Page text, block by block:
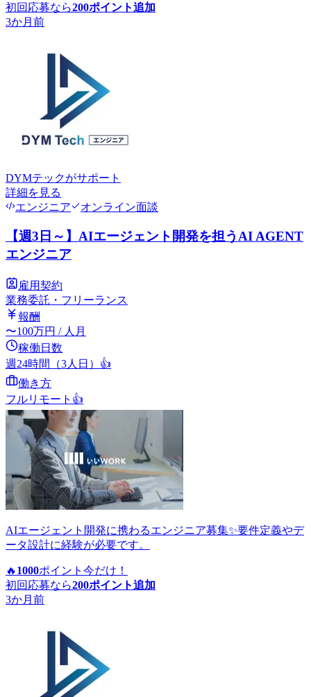
初回応募なら200ポイント追加
3か月前
DYMテックがサポート
詳細を見る
エンジニア
オンライン面談
【週3日～】AIエージェント開発を担うAI AGENT
エンジニア
雇用契約
業務委託・フリーランス
報酬
〜100万円 / 人月
稼働日数
週24時間（3人日） 👍
働き方
フルリモート 👍
AIエージェント開発に携わるエンジニア募集✨要件定義やデ
ータ設計に経験が必要です。
🔥 1000ポイント 今だけ！
初回応募なら200ポイント追加
3か月前